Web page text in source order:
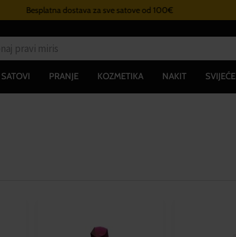
Besplatna dostava za sve satove od 100€
SATOVI PRANJE KOZMETIKA NAKIT SVIJEĆE